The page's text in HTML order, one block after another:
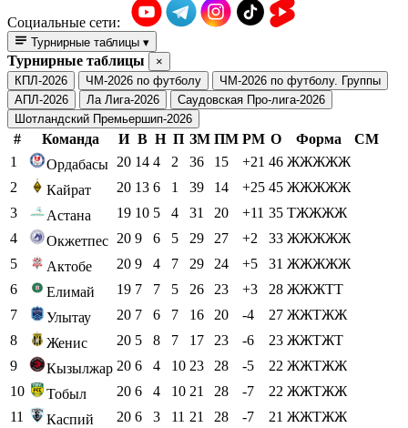
Социальные сети:
Турнирные таблицы ▾
Турнирные таблицы
×
КПЛ-2026
ЧМ-2026 по футболу
ЧМ-2026 по футболу. Группы
АПЛ-2026
Ла Лига-2026
Саудовская Про-лига-2026
Шотландский Премьершип-2026
# Команда И В Н П ЗМ ПМ РМ О Форма
СМ
1
Ордабасы 20 14 4 2 36 15 +21 46 ЖЖЖЖЖ
2
Кайрат 20 13 6 1 39 14 +25 45 ЖЖЖЖЖ
3
Астана 19 10 5 4 31 20 +11 35 ТЖЖЖЖ
4
Окжетпес 20 9 6 5 29 27 +2 33 ЖЖЖЖЖ
5
Актобе 20 9 4 7 29 24 +5 31 ЖЖЖЖЖ
6
Елимай 19 7 7 5 26 23 +3 28 ЖЖЖТТ
7
Улытау 20 7 6 7 16 20 -4 27 ЖЖТЖЖ
8
Женис 20 5 8 7 17 23 -6 23 ЖЖТЖТ
9
Кызылжар 20 6 4 10 23 28 -5 22 ЖЖТЖЖ
10
Тобыл 20 6 4 10 21 28 -7 22 ЖЖТЖЖ
11
Каспий 20 6 3 11 21 28 -7 21 ЖЖТЖЖ